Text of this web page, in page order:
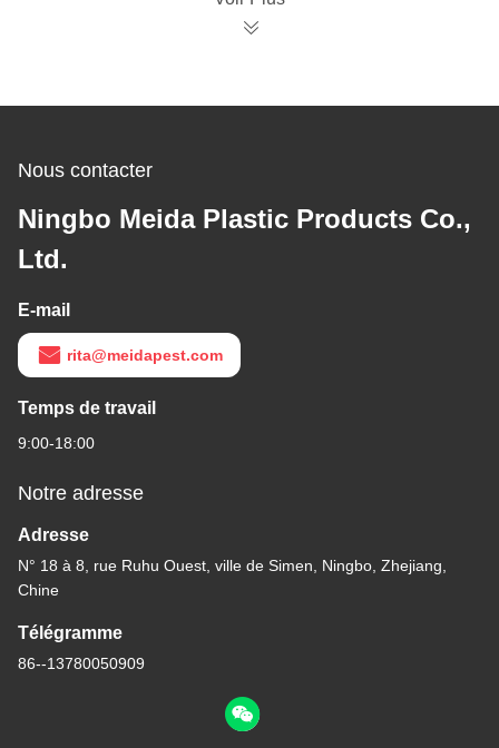
Nous contacter
Ningbo Meida Plastic Products Co.,
Ltd.
E-mail
rita@meidapest.com
Temps de travail
9:00-18:00
Notre adresse
Adresse
N° 18 à 8, rue Ruhu Ouest, ville de Simen, Ningbo, Zhejiang,
Chine
Télégramme
86--13780050909